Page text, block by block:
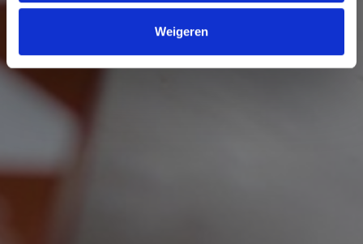
Weigeren